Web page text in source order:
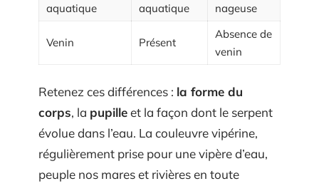
aquatique
aquatique
nageuse
Venin Présent
Absence de
venin
Retenez ces différences : la forme du
corps, la pupilleet la façon dont le serpent
évolue dans l’eau. La couleuvre vipérine,
régulièrement prise pour une vipère d’eau,
peuple nos mares et rivières en toute